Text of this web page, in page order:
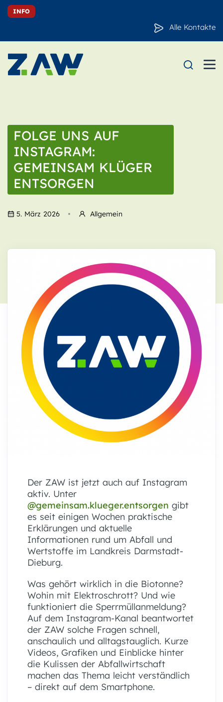
INFO
Alle Kontakte
FOLGE UNS AUF
INSTAGRAM:
GEMEINSAM KLÜGER
ENTSORGEN
5. März 2026 Allgemein
Der ZAW ist jetzt auch auf Instagram
aktiv. Unter
@gemeinsam.klueger.entsorgen gibt
es seit einigen Wochen praktische
Erklärungen und aktuelle
Informationen rund um Abfall und
Wertstoffe im Landkreis Darmstadt-
Dieburg.
Was gehört wirklich in die Biotonne?
Wohin mit Elektroschrott? Und wie
funktioniert die Sperrmüllanmeldung?
Auf dem Instagram-Kanal beantwortet
der ZAW solche Fragen schnell,
anschaulich und alltagstauglich. Kurze
Videos, Grafiken und Einblicke hinter
die Kulissen der Abfallwirtschaft
machen das Thema leicht verständlich
– direkt auf dem Smartphone.